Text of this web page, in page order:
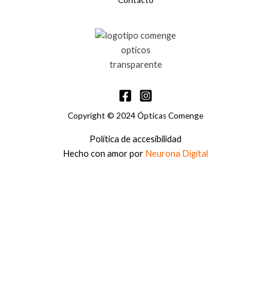
Copyright © 2024 Ópticas Comenge
Política de accesibilidad
Hecho con amor por Neurona Digital